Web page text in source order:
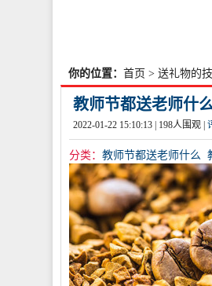
你的位置： 首页 > 送礼物的
教师节都送老师什
2022-01-22 15:10:13 | 198人围观 |
分类： 教师节都送老师什么